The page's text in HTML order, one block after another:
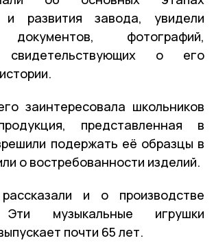
и развития завода, увидели
фотографий,
свидетельствующих о его
заинтересовала школьников
представленная в
подержать её образцы в
о востребованности изделий.
и о производстве
Эти музыкальные игрушки
почти 65 лет.